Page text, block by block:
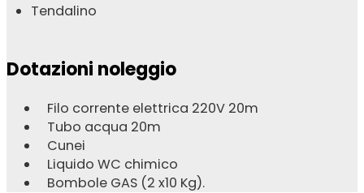
Tendalino
Dotazioni noleggio
Filo corrente elettrica 220V 20m
Tubo acqua 20m
Cunei
Liquido WC chimico
Bombole GAS (2 x10 Kg).